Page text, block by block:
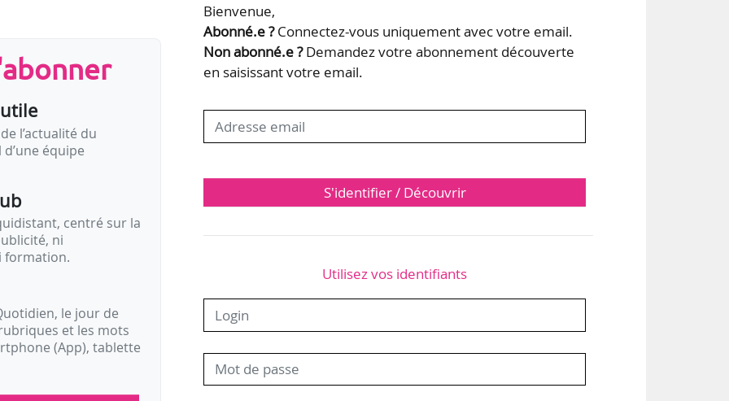
l’actualité du
équipe
centré sur la
ni
formation.
le jour de
et les mots
(App), tablette
Bienvenue,
Abonné.e ?Connectez-vous uniquement avec votre email.
Non abonné.e ?Demandez votre abonnement découverte
en saisissant votre email.
S'identifier / Découvrir
Utilisez vos identifiants